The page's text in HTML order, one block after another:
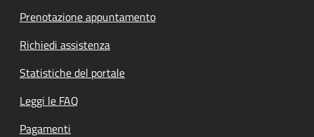
Prenotazione appuntamento
Richiedi assistenza
Statistiche del portale
Leggi le FAQ
Pagamenti